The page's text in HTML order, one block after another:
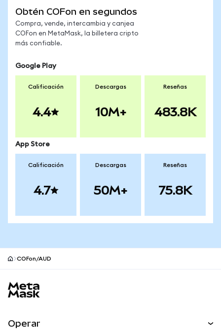
Obtén COFon en segundos
Compra, vende, intercambia y canjea
COFon en MetaMask, la billetera cripto
más confiable.
Google Play
Calificación
4.4
Descargas
10M+
Reseñas
483.8K
App Store
Calificación
4.7
Descargas
50M+
Reseñas
75.8K
COFon/AUD
Operar